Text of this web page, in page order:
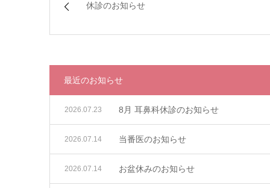
休診のお知らせ
最近のお知らせ
8月 耳鼻科休診のお知らせ
2026.07.23
当番医のお知らせ
2026.07.14
お盆休みのお知らせ
2026.07.14